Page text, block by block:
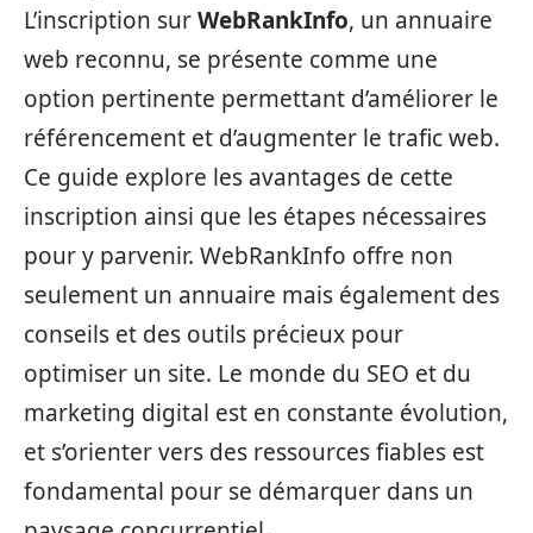
L’inscription surWebRankInfo, un annuaire
web reconnu, se présente comme une
option pertinente permettant d’améliorer le
référencement et d’augmenter le trafic web.
Ce guide explore les avantages de cette
inscription ainsi que les étapes nécessaires
pour y parvenir. WebRankInfo offre non
seulement un annuaire mais également des
conseils et des outils précieux pour
optimiser un site. Le monde du SEO et du
marketing digital est en constante évolution,
et s’orienter vers des ressources fiables est
fondamental pour se démarquer dans un